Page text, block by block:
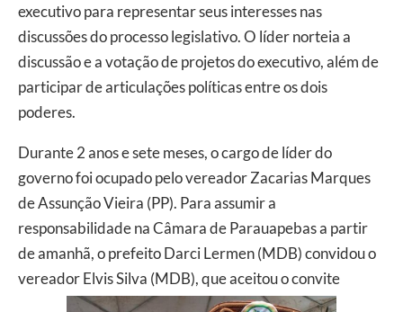
executivo para representar seus interesses nas
discussões do processo legislativo. O líder norteia a
discussão e a votação de projetos do executivo, além de
participar de articulações políticas entre os dois
poderes.
Durante 2 anos e sete meses, o cargo de líder do
governo foi ocupado pelo vereador Zacarias Marques
de Assunção Vieira (PP). Para assumir a
responsabilidade na Câmara de Parauapebas a partir
de amanhã, o prefeito Darci Lermen (MDB) convidou o
vereador Elvis Silva (MDB), que aceitou o convite